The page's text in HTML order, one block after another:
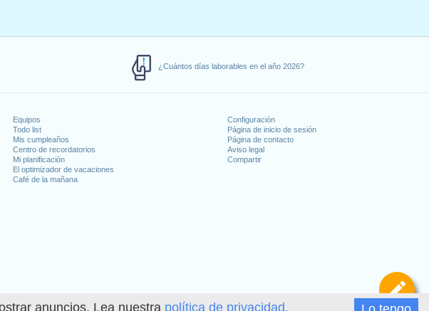
anuncios. Lea nuestra política de privacidad.
¿Cuántos días laborables en el año 2026?
Equipos
Todo list
Mis cumpleaños
Centro de recordatorios
Mi planificación
El optimizador de vacaciones
Café de la mañana
Configuración
Página de inicio de sesión
Página de contacto
Aviso legal
Compartir